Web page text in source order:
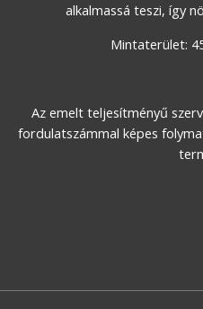
alkalmassá teszi, így
Mintaterület:
Az emelt teljesítményű
fordulatszámmal képes